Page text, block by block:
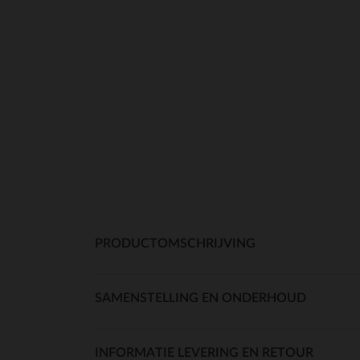
PRODUCTOMSCHRIJVING
SAMENSTELLING EN ONDERHOUD
INFORMATIE LEVERING EN RETOUR